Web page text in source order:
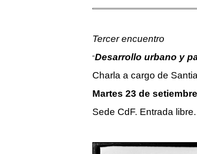
Tercer encuentro
“Desarrollo urbano y
Charla a cargo de
Martes 23 de
Sede CdF. Entrada libre.